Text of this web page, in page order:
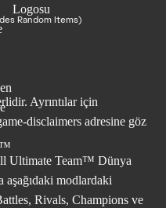
Random Items)
Ayrıntılar için
disclaimers adresine göz
Ultimate Team™ Dünya
aşağıdaki modlardaki
Rivals, Champions ve